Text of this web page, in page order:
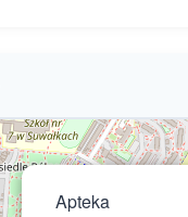
Apteka